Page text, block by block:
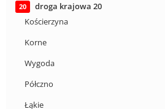
20
droga krajowa 20
Kościerzyna
Korne
Wygoda
Półczno
Łąkie